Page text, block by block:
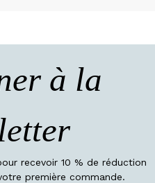
à la
recevoir 10 % de réduction
première commande.